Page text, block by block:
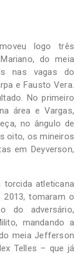
logo três
do meia
nas vagas do
e Fausto Vera.
No primeiro
área e Vargas,
no ângulo de
oito, os mineiros
em Deyverson,
torcida atleticana
2013, tomaram o
do adversário,
mandando a
meia Jefferson
Telles – que já